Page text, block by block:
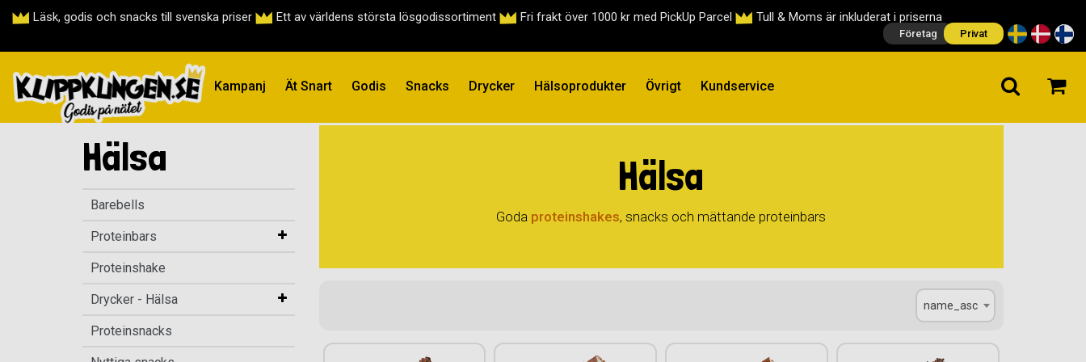
Läsk, godis och snacks till svenska priser Ett av världens största lösgodissortiment Fri frakt över 1000 kr med PickUp Parcel Tull & Moms är inkluderat i priserna
Företag Privat
Kampanj Ät Snart Godis Snacks Drycker Hälsoprodukter Övrigt Kundservice
Hälsa
Barebells
Proteinbars
Proteinshake
Drycker - Hälsa
Proteinsnacks
Hälsa
Goda proteinshakes, snacks och mättande proteinbars
name_asc